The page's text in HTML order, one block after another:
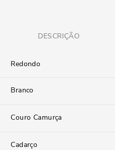
DESCRIÇÃO
Redondo
Branco
Couro Camurça
Cadarço